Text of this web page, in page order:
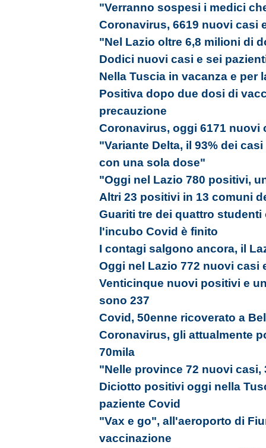
"Verranno sospesi i medici
Coronavirus, 6619 nuovi casi
"Nel Lazio oltre 6,8 milioni di
Dodici nuovi casi e sei
Nella Tuscia in vacanza e
Positiva dopo due dosi di
precauzione
Coronavirus, oggi 6171 nuovi
"Variante Delta, il 93% dei
con una sola dose"
"Oggi nel Lazio 780 positivi,
Altri 23 positivi in 13 comuni
Guariti tre dei quattro
l'incubo Covid è finito
I contagi salgono ancora, il
Oggi nel Lazio 772 nuovi casi
Venticinque nuovi positivi e
sono 237
Covid, 50enne ricoverato a
Coronavirus, gli attualmente
70mila
"Nelle province 72 nuovi casi,
Diciotto positivi oggi nella
paziente Covid
"Vax e go", all'aeroporto di
vaccinazione